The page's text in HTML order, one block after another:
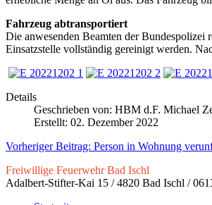
Fahrzeug abtransportiert
Die anwesenden Beamten der Bundespolizei
Einsatzstelle vollständig gereinigt werden.
Details
Geschrieben von: HBM d.F. Michael
Erstellt: 02. Dezember 2022
Vorheriger Beitrag: Person in Wohnung
Freiwillige Feuerwehr Bad Ischl
Adalbert-Stifter-Kai 15 / 4820 Bad Ischl /